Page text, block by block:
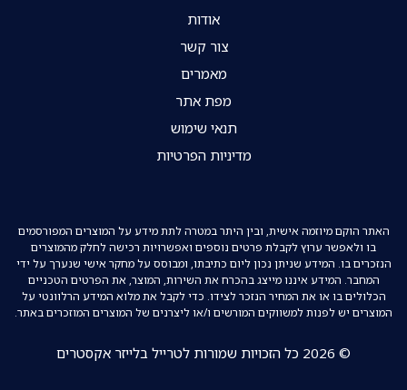
אודות
צור קשר
מאמרים
מפת אתר
תנאי שימוש
מדיניות הפרטיות
האתר הוקם מיוזמה אישית, ובין היתר במטרה לתת מידע על המוצרים המפורסמים
בו ולאפשר ערוץ לקבלת פרטים נוספים ואפשרויות רכישה לחלק מהמוצרים
הנזכרים בו. המידע שניתן נכון ליום כתיבתו, ומבוסס על מחקר אישי שנערך על ידי
המחבר. המידע איננו מייצג בהכרח את השירות, המוצר, את הפרטים הטכניים
הכלולים בו או את המחיר הנזכר לצידו. כדי לקבל את מלוא המידע הרלוונטי על
המוצרים יש לפנות למשווקים המורשים ו/או ליצרנים של המוצרים המוזכרים באתר.
© 2026 כל הזכויות שמורות לטרייל בלייזר אקסטרים